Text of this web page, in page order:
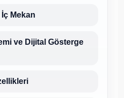
Mekan
ve Dijital Gösterge